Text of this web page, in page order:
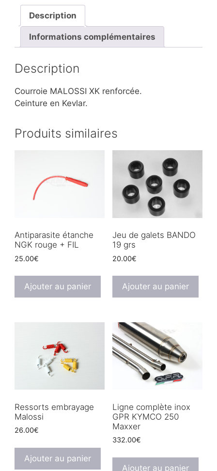
Description
Informations complémentaires
Description
Courroie MALOSSI XK renforcée.
Ceinture en Kevlar.
Produits similaires
Antiparasite étanche
NGK rouge + FIL
25.00€
Ajouter au panier
Jeu de galets BANDO
19 grs
20.00€
Ajouter au panier
Ressorts embrayage
Malossi
26.00€
Ajouter au panier
Ligne complète inox
GPR KYMCO 250
Maxxer
332.00€
Ajouter au panier